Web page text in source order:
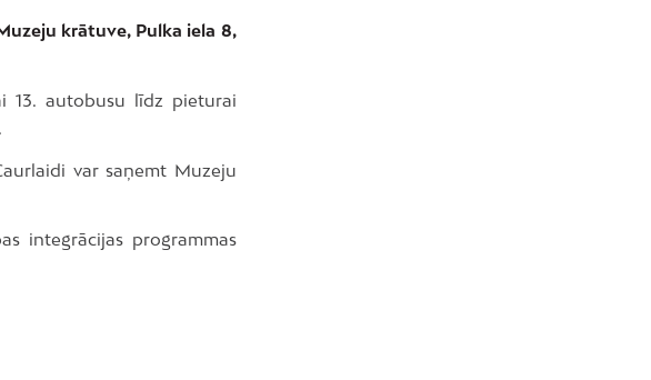
krātuve, Pulka iela 8,
13. autobusu līdz pieturai
var saņemt Muzeju
integrācijas programmas